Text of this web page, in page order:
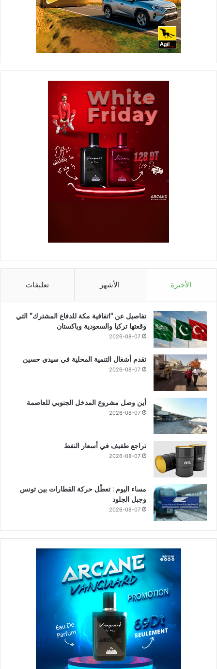
الأخيرة الأشهر تعليقات
تفاصيل عن “اتفاقية مكة للدفاع المشترك” التي
وقعتها تركيا والسعودية وباكستان
2026-08-07
تقدم أشغال التنمية المحلية في سيدي حسين
2026-08-07
أين وصل مشروع المدخل الجنوبي للعاصمة
2026-08-07
تراجع طفيف في أسعار النفط
2026-08-07
مساء اليوم : تعطّل حركة القطارات بين تونس
وجبل الجلود
2026-08-07